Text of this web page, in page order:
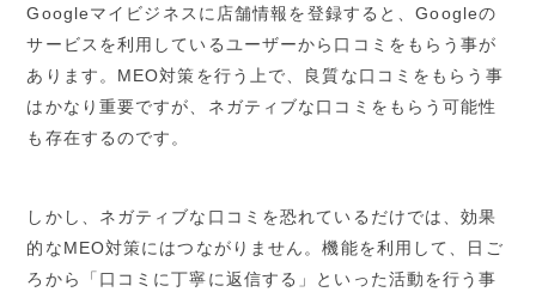
Googleマイビジネスに店舗情報を登録すると、Googleの
サービスを利用しているユーザーから口コミをもらう事が
あります。MEO対策を行う上で、良質な口コミをもらう事
はかなり重要ですが、ネガティブな口コミをもらう可能性
も存在するのです。
しかし、ネガティブな口コミを恐れているだけでは、効果
的なMEO対策にはつながりません。機能を利用して、日ご
ろから「口コミに丁寧に返信する」といった活動を行う事